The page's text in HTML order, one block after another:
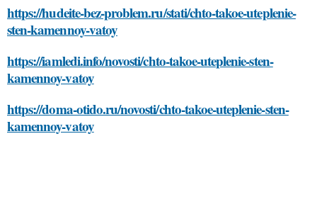
https://hudeite-bez-problem.ru/stati/chto-takoe-uteplenie-
sten-kamennoy-vatoy
https://iamledi.info/novosti/chto-takoe-uteplenie-sten-
kamennoy-vatoy
https://doma-otido.ru/novosti/chto-takoe-uteplenie-sten-
kamennoy-vatoy